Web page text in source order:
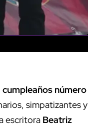
cumpleaños número
simpatizantes y
escritora Beatriz